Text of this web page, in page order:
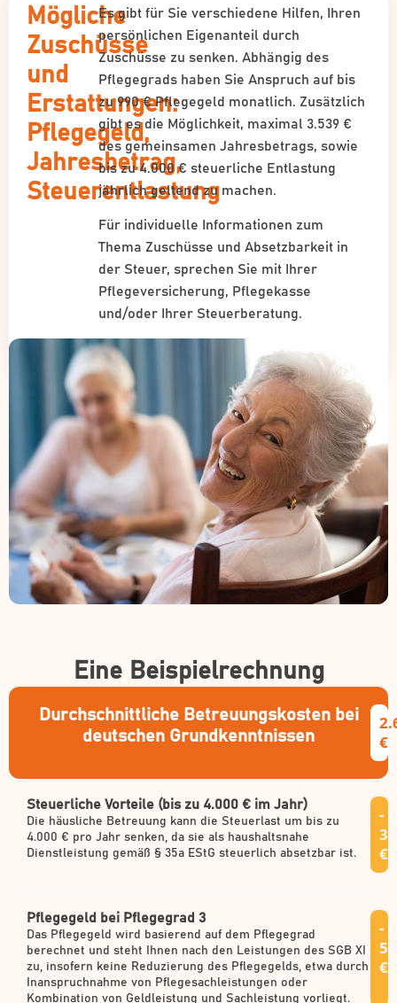
Mögliche
Zuschüsse
und
Erstattungen:
Pflegegeld,
Jahresbetrag,
Steuerentlastung
Es gibt für Sie verschiedene Hilfen, Ihren
persönlichen Eigenanteil durch
Zuschüsse zu senken. Abhängig des
Pflegegrads haben Sie Anspruch auf bis
zu 990 € Pflegegeld monatlich. Zusätzlich
gibt es die Möglichkeit, maximal 3.539 €
des gemeinsamen Jahresbetrags, sowie
bis zu 4.000 € steuerliche Entlastung
jährlich geltend zu machen.
Für individuelle Informationen zum
Thema Zuschüsse und Absetzbarkeit in
der Steuer, sprechen Sie mit Ihrer
Pflegeversicherung, Pflegekasse
und/oder Ihrer Steuerberatung.
Eine Beispielrechnung
Durchschnittliche Betreuungskosten bei
deutschen Grundkenntnissen
€
Steuerliche Vorteile (bis zu 4.000 € im Jahr)
Die häusliche Betreuung kann die Steuerlast um bis zu
4.000 € pro Jahr senken, da sie als haushaltsnahe
Dienstleistung gemäß § 35a EStG steuerlich absetzbar ist.
-
€
Pflegegeld bei Pflegegrad 3
Das Pflegegeld wird basierend auf dem Pflegegrad
berechnet und steht Ihnen nach den Leistungen des SGB XI
zu, insofern keine Reduzierung des Pflegegelds, etwa durch
Inanspruchnahme von Pflegesachleistungen oder
Kombination von Geldleistung und Sachleistung vorliegt.
-
€